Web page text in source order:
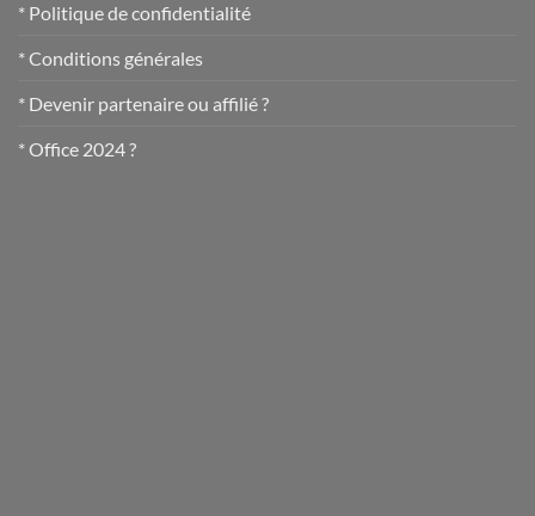
* Politique de confidentialité
* Conditions générales
* Devenir partenaire ou affilié ?
* Office 2024 ?